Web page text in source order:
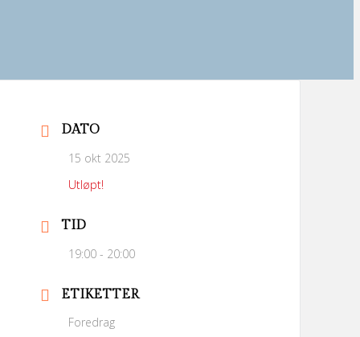
DATO
15 okt 2025
Utløpt!
TID
19:00 - 20:00
ETIKETTER
Foredrag